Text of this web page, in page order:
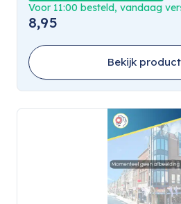
Voor 11:00 besteld, vandaag
8,95
Bekijk product